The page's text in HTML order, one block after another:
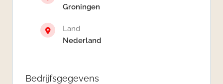
Groningen
Land
Nederland
Bedrijfsgegevens